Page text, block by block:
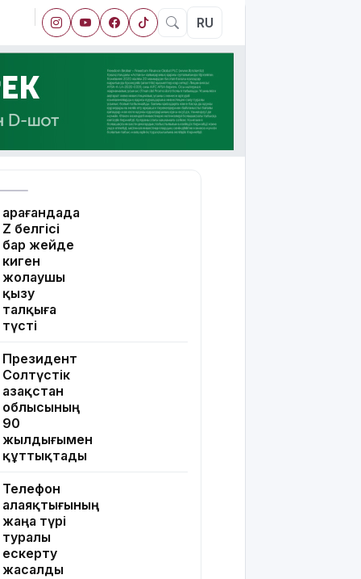
RU
Қарағандада
Z белгісі
бар жейде
киген
жолаушы
қызу
талқыға
түсті
Президент
Солтүстік
Қазақстан
облысының
90
жылдығымен
құттықтады
Телефон
алаяқтығының
жаңа түрі
туралы
ескерту
жасалды